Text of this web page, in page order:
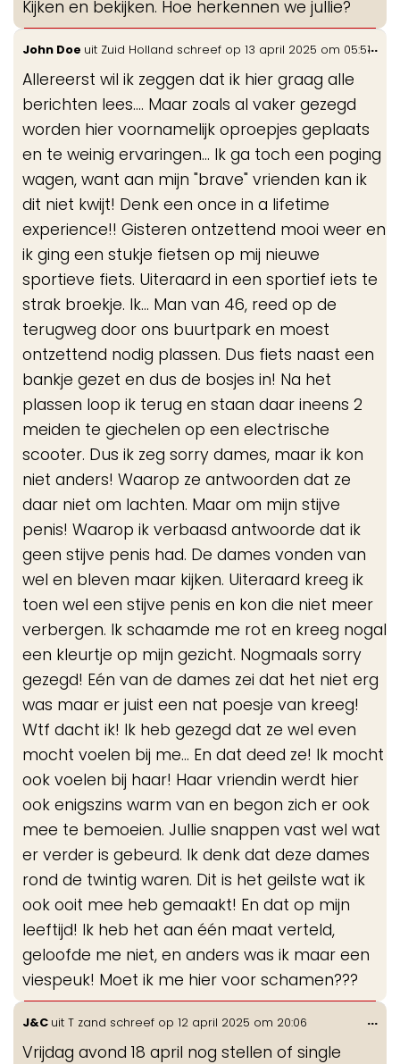
Kijken en bekijken. Hoe herkennen we jullie?
John Doe uit Zuid Holland schreef op 13 april 2025 om 05:51
Allereerst wil ik zeggen dat ik hier graag alle
berichten lees.... Maar zoals al vaker gezegd
worden hier voornamelijk oproepjes geplaats
en te weinig ervaringen... Ik ga toch een poging
wagen, want aan mijn "brave" vrienden kan ik
dit niet kwijt! Denk een once in a lifetime
experience!! Gisteren ontzettend mooi weer en
ik ging een stukje fietsen op mij nieuwe
sportieve fiets. Uiteraard in een sportief iets te
strak broekje. Ik... Man van 46, reed op de
terugweg door ons buurtpark en moest
ontzettend nodig plassen. Dus fiets naast een
bankje gezet en dus de bosjes in! Na het
plassen loop ik terug en staan daar ineens 2
meiden te giechelen op een electrische
scooter. Dus ik zeg sorry dames, maar ik kon
niet anders! Waarop ze antwoorden dat ze
daar niet om lachten. Maar om mijn stijve
penis! Waarop ik verbaasd antwoorde dat ik
geen stijve penis had. De dames vonden van
wel en bleven maar kijken. Uiteraard kreeg ik
toen wel een stijve penis en kon die niet meer
verbergen. Ik schaamde me rot en kreeg nogal
een kleurtje op mijn gezicht. Nogmaals sorry
gezegd! Eén van de dames zei dat het niet erg
was maar er juist een nat poesje van kreeg!
Wtf dacht ik! Ik heb gezegd dat ze wel even
mocht voelen bij me... En dat deed ze! Ik mocht
ook voelen bij haar! Haar vriendin werdt hier
ook enigszins warm van en begon zich er ook
mee te bemoeien. Jullie snappen vast wel wat
er verder is gebeurd. Ik denk dat deze dames
rond de twintig waren. Dit is het geilste wat ik
ook ooit mee heb gemaakt! En dat op mijn
leeftijd! Ik heb het aan één maat verteld,
geloofde me niet, en anders was ik maar een
viespeuk! Moet ik me hier voor schamen???
...
J&C uit T zand schreef op 12 april 2025 om 20:06
Vrijdag avond 18 april nog stellen of single
...